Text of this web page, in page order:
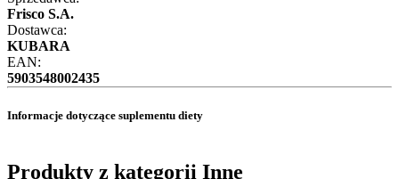
Frisco S.A.
Dostawca:
KUBARA
EAN:
5903548002435
Informacje dotyczące suplementu diety
Produkty z kategorii Inne